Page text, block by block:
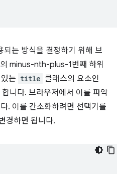
는 방식을 결정하기 위해 브
minus-nth-plus-1번째 하위
는 title 클래스의 요소인
니다. 브라우저에서 이를 파악
. 이를 간소화하려면 선택기를
경하면 됩니다.